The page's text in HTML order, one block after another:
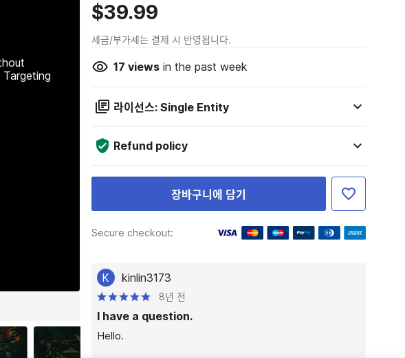
$39.99
세금/부가세는 결제 시 반영됩니다.
17 viewsin the past week
라이선스: Single Entity
Refund policy
장바구니에 담기
Secure checkout:
K kinlin3173
8년 전
I have a question.
Hello.